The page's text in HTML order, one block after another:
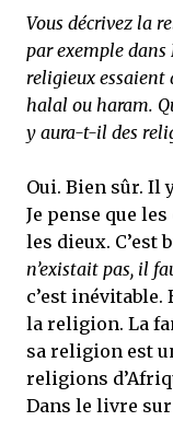
Vous décrivez la
par exemple dans
religieux essaient
halal ou haram.
y aura-t-il des
Oui. Bien sûr. Il
Je pense que
les dieux. C’est
n’existait pas, il
c’est
la religion. La
sa religion est
religions
Dans le livre